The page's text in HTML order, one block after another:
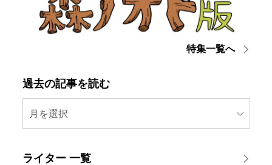
特集一覧へ
過去の記事を読む
月を選択
ライター 一覧